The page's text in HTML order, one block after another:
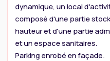
dynamique, un local
composé d'une partie
hauteur et d'une partie
et un espace sanitaires.
Parking enrobé en façade.